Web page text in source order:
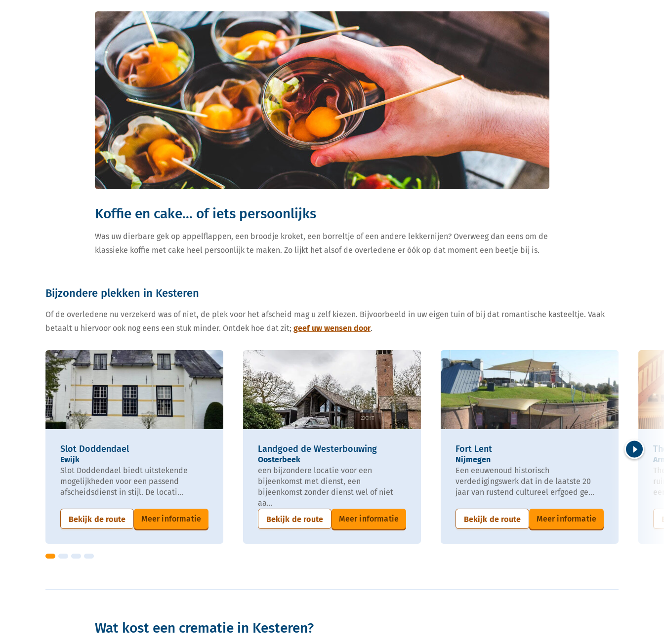
Koffie en cake... of iets persoonlijks
Was uw dierbare gek op appelflappen, een broodje kroket, een borreltje of een andere lekkernijen? Overweeg dan eens om de
klassieke koffie met cake heel persoonlijk te maken. Zo lijkt het alsof de overledene er óók op dat moment een beetje bij is.
Bijzondere plekken in Kesteren
Of de overledene nu verzekerd was of niet, de plek voor het afscheid mag u zelf kiezen. Bijvoorbeeld in uw eigen tuin of bij dat romantische kasteeltje. Vaak
betaalt u hiervoor ook nog eens een stuk minder. Ontdek hoe dat zit; geef uw wensen door.
Slot Doddendael
Ewijk
Slot Doddendael biedt uitstekende
mogelijkheden voor een passend
afscheidsdienst in stijl. De locati...
Bekijk de route Meer informatie
Landgoed de Westerbouwing
Oosterbeek
een bijzondere locatie voor een
bijeenkomst met dienst, een
bijeenkomst zonder dienst wel of niet
aa...
Bekijk de route
Meer informatie
Fort Lent
Nijmegen
Een eeuwenoud historisch
verdedigingswerk dat in de laatste 20
jaar van rustend cultureel erfgoed ge...
Bekijk de route Meer informatie
Volgende
Wat kost een crematie in Kesteren?